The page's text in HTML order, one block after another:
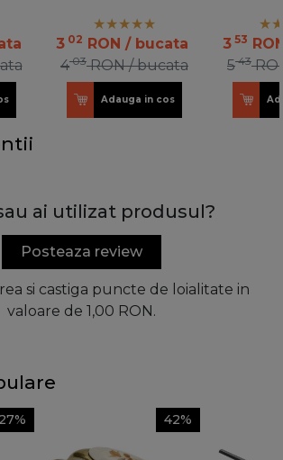
3 02 RON / bucata
403 RON / bucata
Adauga in cos
3 53
543
ai utilizat produsul?
Posteaza review
si castiga puncte de loialitate in
valoare de 1,00 RON.
27% 42%